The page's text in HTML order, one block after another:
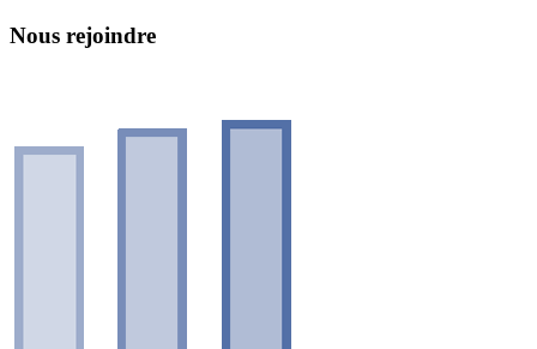
Nous rejoindre